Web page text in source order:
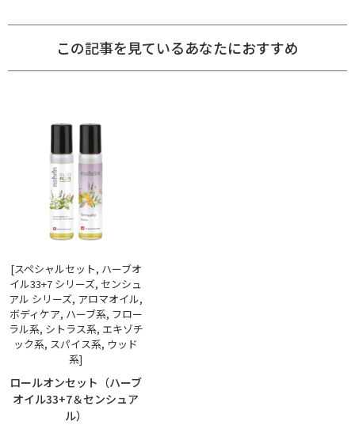
この記事を見ているあなたにおすすめ
[スペシャルセット, ハーブオ
イル33+7 シリーズ, センシュ
アル シリーズ, アロマオイル,
ボディケア, ハーブ系, フロー
ラル系, シトラス系, エキゾチ
ック系, スパイス系, ウッド
系]
ロールオンセット（ハーブ
オイル33+7＆センシュア
ル）